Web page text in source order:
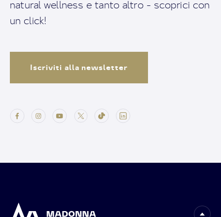
natural wellness e tanto altro - scoprici con
un click!
Iscriviti alla newsletter